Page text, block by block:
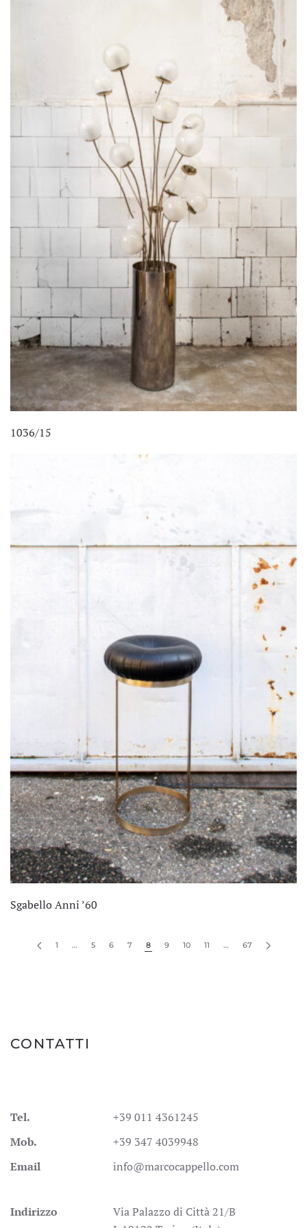
1036/15
Sgabello Anni ’60
1 … 5 6 7 8 9 10 11 … 67
CONTATTI
Tel.
+39 011 4361245
Mob.
+39 347 4039948
Email
info@marcocappello.com
Indirizzo
Via Palazzo di Città 21/B